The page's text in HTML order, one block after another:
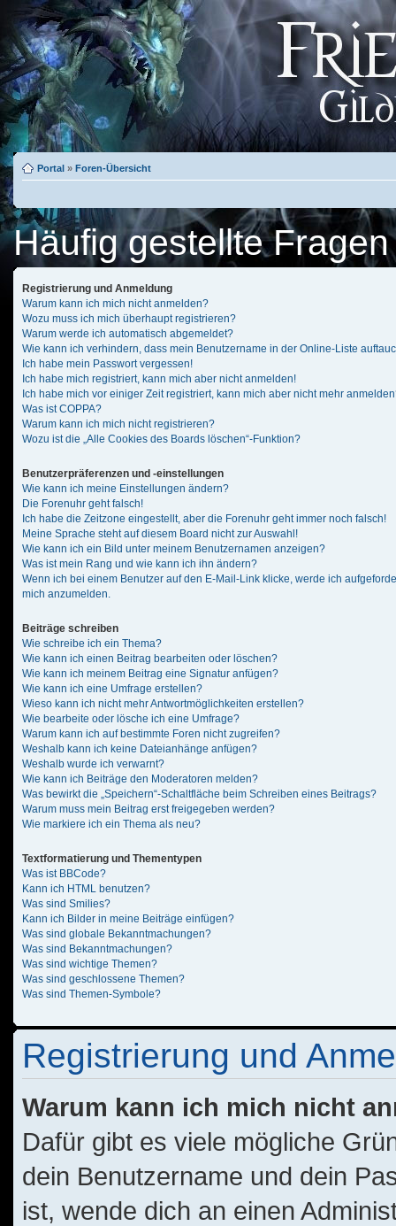
Portal » Foren-Übersicht
Häufig gestellte Fragen
Registrierung und Anmeldung
Warum kann ich mich nicht anmelden?
Wozu muss ich mich überhaupt registrieren?
Warum werde ich automatisch abgemeldet?
Wie kann ich verhindern, dass mein Benutzername in der Online-Liste
Ich habe mein Passwort vergessen!
Ich habe mich registriert, kann mich aber nicht anmelden!
Ich habe mich vor einiger Zeit registriert, kann mich aber nicht mehr
Was ist COPPA?
Warum kann ich mich nicht registrieren?
Wozu ist die „Alle Cookies des Boards löschen“-Funktion?
Benutzerpräferenzen und -einstellungen
Wie kann ich meine Einstellungen ändern?
Die Forenuhr geht falsch!
Ich habe die Zeitzone eingestellt, aber die Forenuhr geht immer noch falsch!
Meine Sprache steht auf diesem Board nicht zur Auswahl!
Wie kann ich ein Bild unter meinem Benutzernamen anzeigen?
Was ist mein Rang und wie kann ich ihn ändern?
Wenn ich bei einem Benutzer auf den E-Mail-Link klicke, werde ich
mich anzumelden.
Beiträge schreiben
Wie schreibe ich ein Thema?
Wie kann ich einen Beitrag bearbeiten oder löschen?
Wie kann ich meinem Beitrag eine Signatur anfügen?
Wie kann ich eine Umfrage erstellen?
Wieso kann ich nicht mehr Antwortmöglichkeiten erstellen?
Wie bearbeite oder lösche ich eine Umfrage?
Warum kann ich auf bestimmte Foren nicht zugreifen?
Weshalb kann ich keine Dateianhänge anfügen?
Weshalb wurde ich verwarnt?
Wie kann ich Beiträge den Moderatoren melden?
Was bewirkt die „Speichern“-Schaltfläche beim Schreiben eines Beitrags?
Warum muss mein Beitrag erst freigegeben werden?
Wie markiere ich ein Thema als neu?
Textformatierung und Thementypen
Was ist BBCode?
Kann ich HTML benutzen?
Was sind Smilies?
Kann ich Bilder in meine Beiträge einfügen?
Was sind globale Bekanntmachungen?
Was sind Bekanntmachungen?
Was sind wichtige Themen?
Was sind geschlossene Themen?
Was sind Themen-Symbole?
Registrierung und
Warum kann ich mich nicht
Dafür gibt es viele mögliche
dein Benutzername und dein
ist, wende dich an einen